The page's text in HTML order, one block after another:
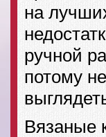
на
ручной
потому
Вязаные